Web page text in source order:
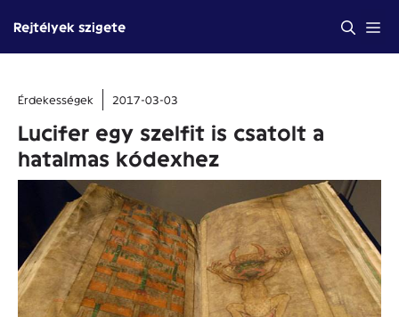
tartalomba
Rejtélyek szigete
Érdekességek 2017-03-03
Lucifer egy szelfit is csatolt a
hatalmas kódexhez